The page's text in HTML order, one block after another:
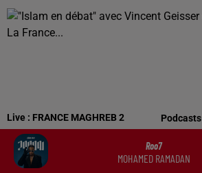
Live : FRANCE MAGHREB 2 Podcasts
Roo7
MOHAMED RAMADAN